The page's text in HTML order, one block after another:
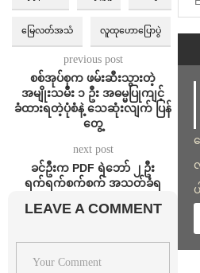
မြေလတ်အသံ လူထုဟောပြောပွဲ
previous post
စစ်အုပ်စုက ဖမ်းဆီးသွားတဲ့
အမျိုးသမီး ၁ ဦး အဓမ္မပြုကျင့်
ခံထားရတဲ့ပုံစံနဲ့ သေဆုံးလျက် ပြန်
တွေ့
next post
ခင်ဦးက PDF ရဲဘော် ၂ ဦး
ရက်ရက်စက်စက် အသတ်ခံရ
LEAVE A COMMENT